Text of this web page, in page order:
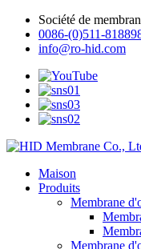
Société de
0086-(0)511-
info@ro-hid.com
Maison
Produits
Membrane
Membrane